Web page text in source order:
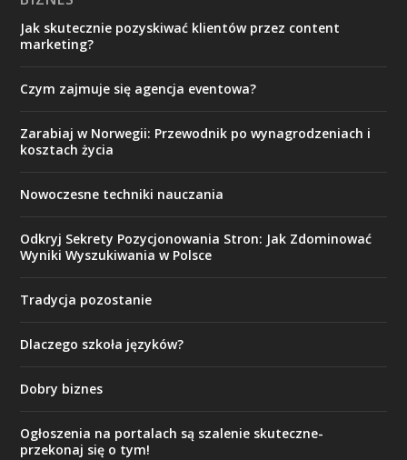
Jak skutecznie pozyskiwać klientów przez content
marketing?
Czym zajmuje się agencja eventowa?
Zarabiaj w Norwegii: Przewodnik po wynagrodzeniach i
kosztach życia
Nowoczesne techniki nauczania
Odkryj Sekrety Pozycjonowania Stron: Jak Zdominować
Wyniki Wyszukiwania w Polsce
Tradycja pozostanie
Dlaczego szkoła języków?
Dobry biznes
Ogłoszenia na portalach są szalenie skuteczne-
przekonaj się o tym!